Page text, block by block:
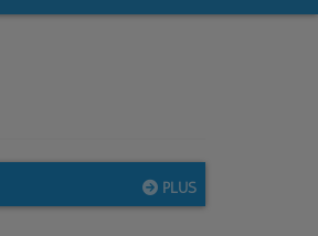
PLUS